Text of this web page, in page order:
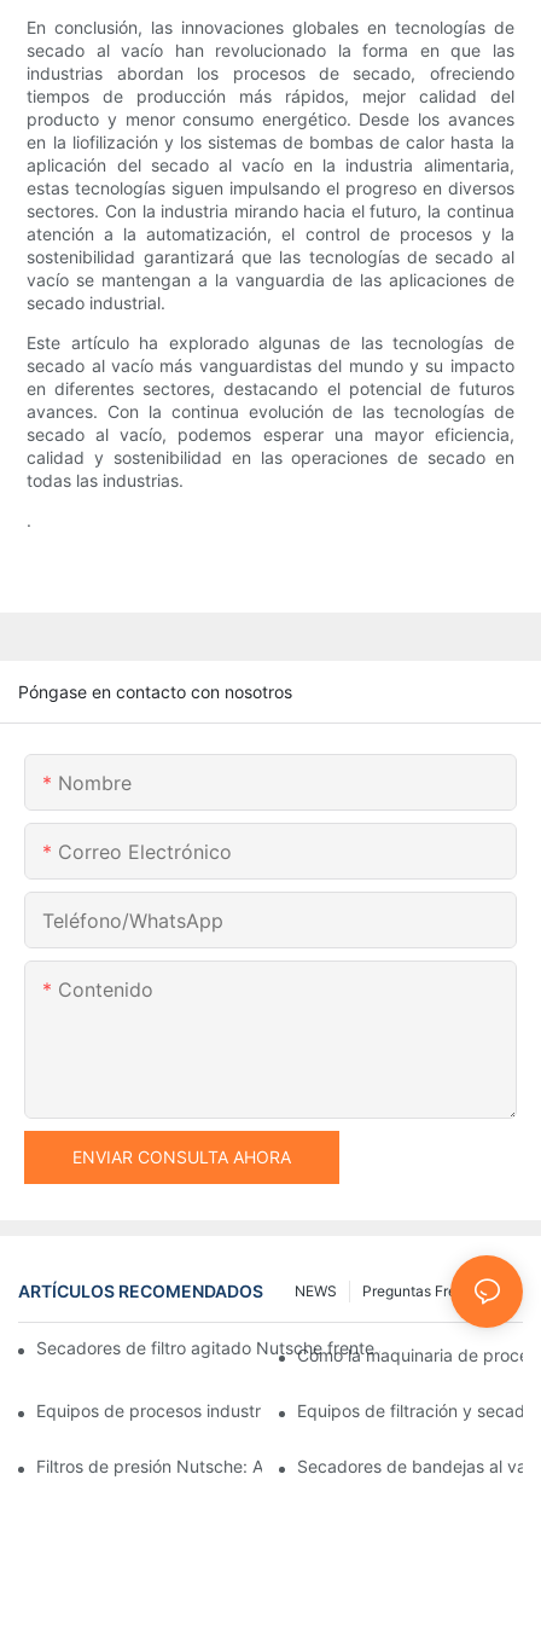
En conclusión, las innovaciones globales en tecnologías de
secado al vacío han revolucionado la forma en que las
industrias abordan los procesos de secado, ofreciendo
tiempos de producción más rápidos, mejor calidad del
producto y menor consumo energético. Desde los avances
en la liofilización y los sistemas de bombas de calor hasta la
aplicación del secado al vacío en la industria alimentaria,
estas tecnologías siguen impulsando el progreso en diversos
sectores. Con la industria mirando hacia el futuro, la continua
atención a la automatización, el control de procesos y la
sostenibilidad garantizará que las tecnologías de secado al
vacío se mantengan a la vanguardia de las aplicaciones de
secado industrial.
Este artículo ha explorado algunas de las tecnologías de
secado al vacío más vanguardistas del mundo y su impacto
en diferentes sectores, destacando el potencial de futuros
avances. Con la continua evolución de las tecnologías de
secado al vacío, podemos esperar una mayor eficiencia,
calidad y sostenibilidad en las operaciones de secado en
todas las industrias.
.
Póngase en contacto con nosotros
Nombre
Correo Electrónico
Teléfono/WhatsApp
Contenido
ENVIAR CONSULTA AHORA
ARTÍCULOS RECOMENDADOS Preguntas Frecuentes
NEWS
Secadores de filtro agitado Nutsche frente a otros métodos de
Cómo la maquinaria de
Equipos de procesos industriales: innovaciones que moldean el
Equipos de filtración y
Filtros de presión Nutsche: Aplicaciones en las industrias
Secadores de bandejas al